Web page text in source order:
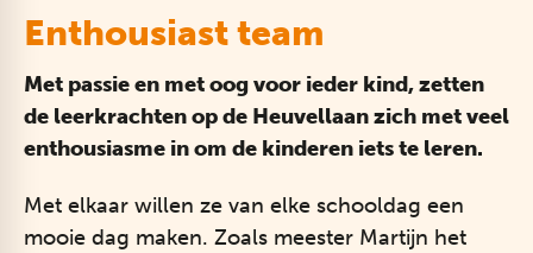
Enthousiast team
Met passie en met oog voor ieder kind, zetten
de leerkrachten op de Heuvellaan zich met veel
enthousiasme in om de kinderen iets te leren.
Met elkaar willen ze van elke schooldag een
mooie dag maken. Zoals meester Martijn het